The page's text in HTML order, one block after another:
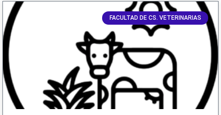
FACULTAD DE CS. VETERINARIAS